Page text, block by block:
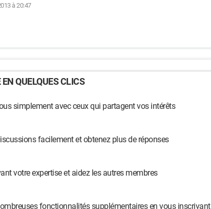
à 20:47
QUELQUES CLICS
simplement avec ceux qui partagent vos intérêts
facilement et obtenez plus de réponses
votre expertise et aidez les autres membres
fonctionnalités supplémentaires en vous inscrivant